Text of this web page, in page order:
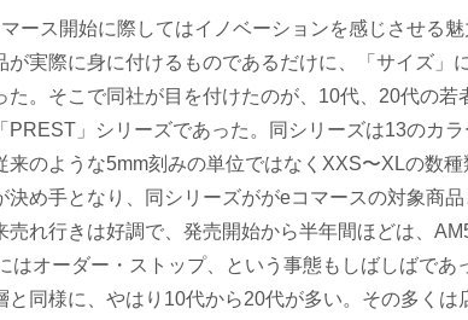
ース開始に際してはイノベーションを感じさせる
が実際に身に付けるものであるだけに、「サイズ」
た。そこで同社が目を付けたのが、10代、20代の若
PREST」シリーズであった。同シリーズは13のカ
来のような5mm刻みの単位ではなくXXS〜XLの数種
決め手となり、同シリーズががeコマースの対象商品
れ行きは好調で、発売開始から半年間ほどは、
はオーダー・ストップ、という事態もしばしばであ
と同様に、やはり10代から20代が多い。その多くは